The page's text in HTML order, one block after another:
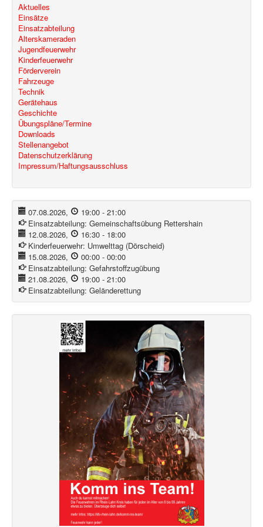
Aktuelles
Einsätze
Einsatzabteilung
Alterskameraden
Jugendfeuerwehr
Kinderfeuerwehr
Förderverein
Fahrzeuge
Technik
Gerätehaus
Geschichte
Übungspläne/Termine
Downloads
Stellenangebot
Datenschutzerklärung
Impressum/Haftungsausschluss
07.08.2026, 19:00- 21:00
Einsatzabteilung:Gemeinschaftsübung Rettershain
12.08.2026, 16:30- 18:00
Kinderfeuerwehr: Umwelttag (Dörscheid)
15.08.2026, 00:00- 00:00
Einsatzabteilung:Gefahrstoffzugübung
21.08.2026, 19:00- 21:00
Einsatzabteilung:Geländerettung